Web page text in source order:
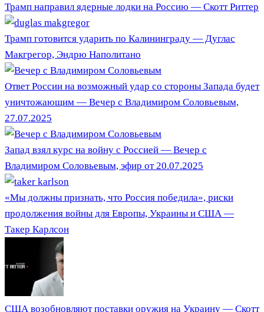
Трамп направил ядерные лодки на Россию — Скотт Риттер
Трамп готовится ударить по Калининграду — Дуглас
Макгрегор, Эндрю Наполитано
Ответ России на возможный удар со стороны Запада будет
уничтожающим — Вечер с Владимиром Соловьевым,
27.07.2025
Запад взял курс на войну с Россией — Вечер с
Владимиром Соловьевым, эфир от 20.07.2025
«Мы должны признать, что Россия победила», риски
продолжения войны для Европы, Украины и США —
Такер Карлсон
США возобновляют поставки оружия на Украину — Скотт